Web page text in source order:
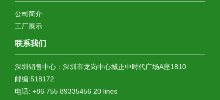
公司简介
工厂展示
联系我们
深圳销售中心：深圳市龙岗中心城正中时代广场A座1810
邮编:518172
电话: +86 755 89335456 20 lines